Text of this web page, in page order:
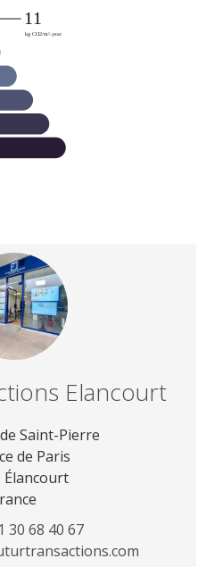
Elancourt
Saint-Pierre
de Paris
Élancourt
30 68 40 67